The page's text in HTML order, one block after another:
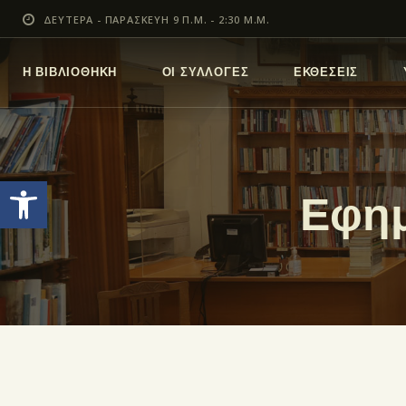
Ανοίξτε τη γραμμή εργαλείων
ΔΕΥΤΕΡΑ - ΠΑΡΑΣΚΕΥΗ 9 Π.Μ. - 2:30 Μ.Μ.
Η ΒΙΒΛΙΟΘΗΚΗ ΟΙ ΣΥΛΛΟΓΕΣ ΕΚΘΕΣΕΙΣ